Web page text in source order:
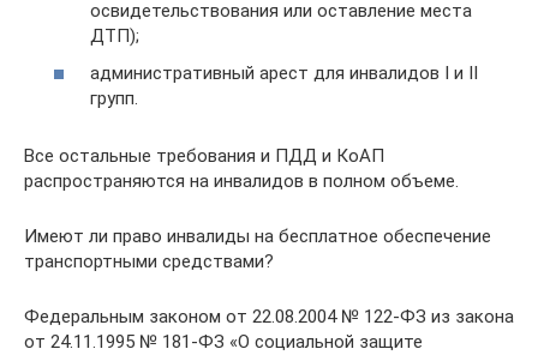
освидетельствования или оставление места
ДТП);
административный арест для инвалидов I и II
групп.
Все остальные требования и ПДД и КоАП
распространяются на инвалидов в полном объеме.
Имеют ли право инвалиды на бесплатное обеспечение
транспортными средствами?
Федеральным законом от 22.08.2004 № 122-ФЗ из закона
от 24.11.1995 № 181-ФЗ «О социальной защите